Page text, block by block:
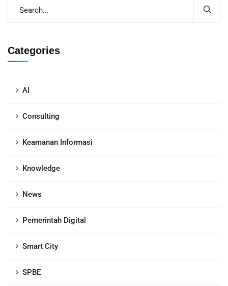
Categories
AI
Consulting
Keamanan Informasi
Knowledge
News
Pemerintah Digital
Smart City
SPBE